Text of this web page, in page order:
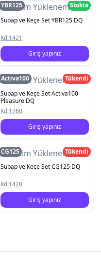
Resim Yüklenemedi
YBR125
Stokta
Subap ve Keçe Set YBR125 DQ
Kd:1421
Giriş yapınız
Resim Yüklenemedi
Activa100
Tükendi
Subap ve Keçe Set Activa100-
Pleasure DQ
Kd:1260
Giriş yapınız
Resim Yüklenemedi
CG125
Tükendi
Subap ve Keçe Set CG125 DQ
Kd:1420
Giriş yapınız